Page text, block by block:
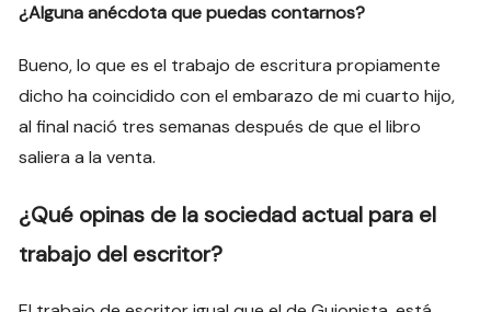
¿Alguna anécdota que puedas contarnos?
Bueno, lo que es el trabajo de escritura propiamente
dicho ha coincidido con el embarazo de mi cuarto hijo,
al final nació tres semanas después de que el libro
saliera a la venta.
¿Qué opinas de la sociedad actual para el
trabajo del escritor?